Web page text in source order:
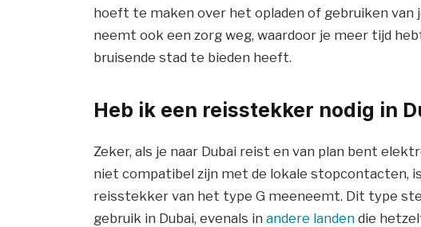
hoeft te maken over het opladen of gebruiken van
neemt ook een zorg weg, waardoor je meer tijd
bruisende stad te bieden heeft.
Heb ik een reisstekker nodig in
Zeker, als je naar Dubai reist en van plan bent
niet compatibel zijn met de lokale stopcontacten,
reisstekker van het type G meeneemt. Dit type
gebruik in Dubai, evenals inandere landen die